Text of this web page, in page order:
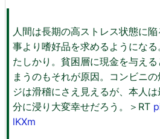
人間は長期の高ストレス状態に
事より嗜好品を求めるようにな
たしかり。貧困層に現金を与え
まうのもそれが原因。コンビニ
ジは滑稽にさえ見えるが、本人
分に浸り大変幸せだろう。＞RT
lKXm